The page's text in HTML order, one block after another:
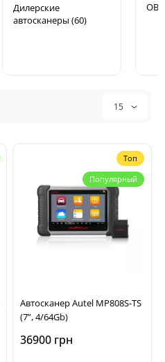
Дилерские
автосканеры (60)
15
Топ
Популярный
Автосканер Autel MP808S-TS
(7”, 4/64Gb)
36900 грн